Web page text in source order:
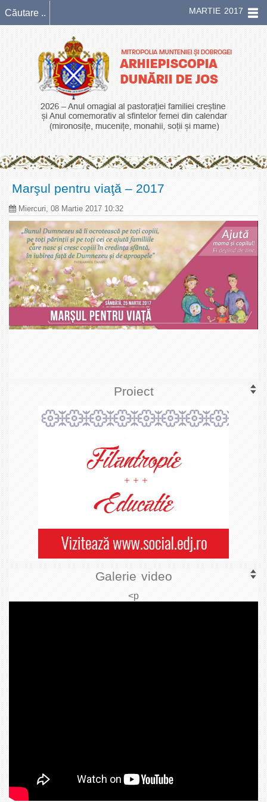
MARTIE 2017
Marşul pentru viaţă – 2017
Miercuri, 08 Martie 2017 10:32
Proiect
Galerie video
<p